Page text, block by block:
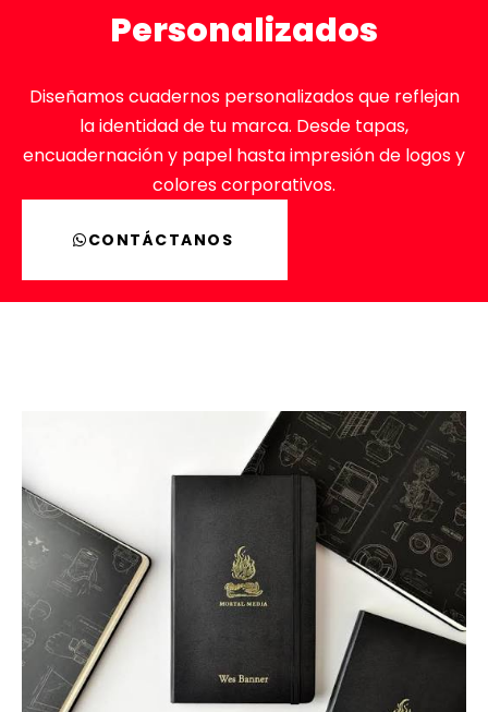
Personalizados
Diseñamos cuadernos personalizados que reflejan
la identidad de tu marca. Desde tapas,
encuadernación y papel hasta impresión de logos y
colores corporativos.
CONTÁCTANOS